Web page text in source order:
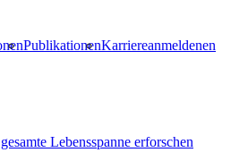
PublikationenKarriereanmeldenen
Lebensspanne erforschen